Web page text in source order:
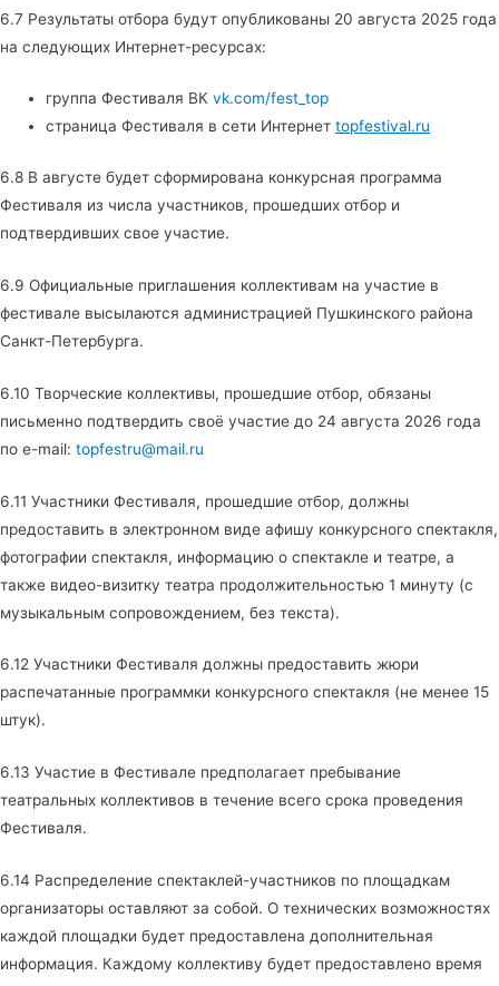
6.7 Результаты отбора будут опубликованы 20 августа 2025 года
на следующих Интернет-ресурсах:
группа Фестиваля ВКvk.com/fest_top
страница Фестиваля в сети Интернетtopfestival.ru
6.8 В августе будет сформирована конкурсная программа
Фестиваля из числа участников, прошедших отбор и
подтвердивших свое участие.
6.9 Официальные приглашения коллективам на участие в
фестивале высылаются администрацией Пушкинского района
Санкт-Петербурга.
6.10 Творческие коллективы, прошедшие отбор, обязаны
письменно подтвердить своё участие до 24 августа 2026 года
по e-mail: topfestru@mail.ru
6.11 Участники Фестиваля, прошедшие отбор, должны
предоставить в электронном виде афишу конкурсного спектакля,
фотографии спектакля, информацию о спектакле и театре, а
также видео-визитку театра продолжительностью 1 минуту (с
музыкальным сопровождением, без текста).
6.12 Участники Фестиваля должны предоставить жюри
распечатанные программки конкурсного спектакля (не менее 15
штук).
6.13 Участие в Фестивале предполагает пребывание
театральных коллективов в течение всего срока проведения
Фестиваля.
6.14 Распределение спектаклей-участников по площадкам
организаторы оставляют за собой. О технических возможностях
каждой площадки будет предоставлена дополнительная
информация. Каждому коллективу будет предоставлено время